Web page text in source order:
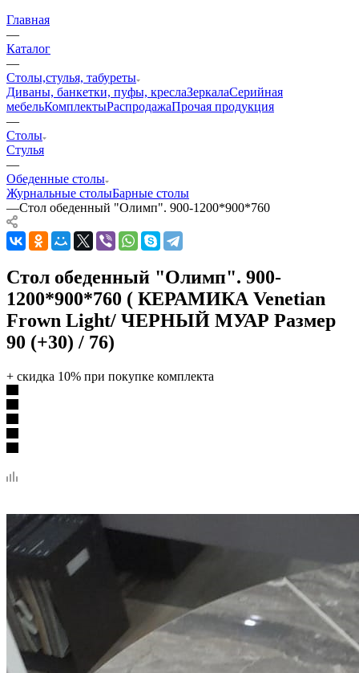
Главная
—
Каталог
—
Столы,стулья, табуреты
Диваны, банкетки, пуфы, креслаЗеркалаСерийная
мебельКомплектыРаспродажаПрочая продукция
—
Столы
Стулья
—
Обеденные столы
Журнальные столыБарные столы
—Стол обеденный "Олимп". 900-1200*900*760
Стол обеденный "Олимп". 900-
1200*900*760 ( КЕРАМИКА Venetian
Frown Light/ ЧЕРНЫЙ МУАР Размер
90 (+30) / 76)
+ скидка 10% при покупке комплекта